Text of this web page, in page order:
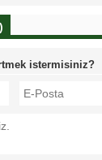
istermisiniz?